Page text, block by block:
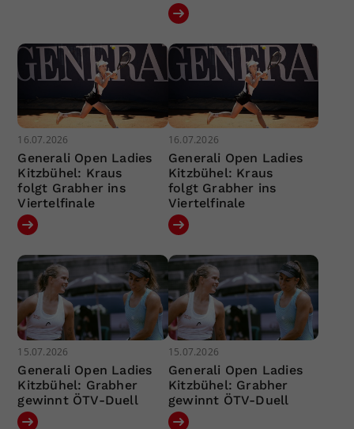
16.07.2026
Generali Open Ladies
Kitzbühel: Kraus
folgt Grabher ins
Viertelfinale
16.07.2026
Generali Open Ladies
Kitzbühel: Kraus
folgt Grabher ins
Viertelfinale
15.07.2026
Generali Open Ladies
Kitzbühel: Grabher
gewinnt ÖTV-Duell
15.07.2026
Generali Open Ladies
Kitzbühel: Grabher
gewinnt ÖTV-Duell